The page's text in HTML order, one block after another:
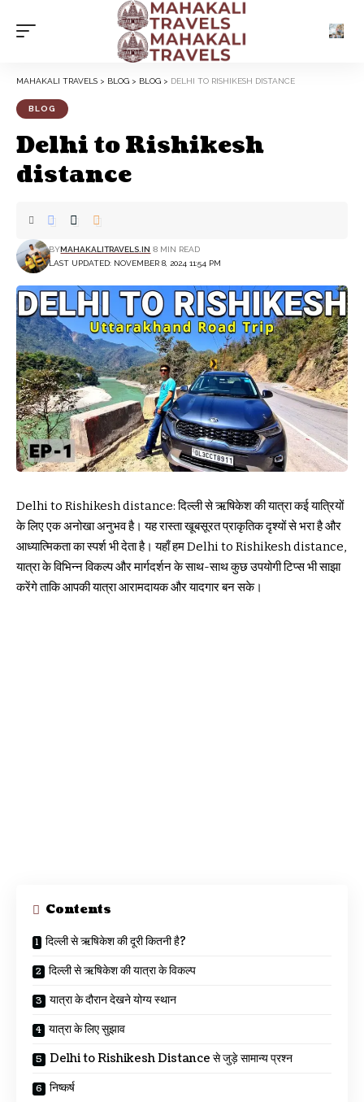
MAHAKALI TRAVELS > BLOG > BLOG > DELHI TO RISHIKESH DISTANCE
BLOG
Delhi to Rishikesh
distance
LAST UPDATED: NOVEMBER 8, 2024 11:54 PM
BYMAHAKALITRAVELS.IN 8 MIN READ
Delhi to Rishikesh distance: दिल्ली से ऋषिकेश की यात्रा कई यात्रियों
के लिए एक अनोखा अनुभव है। यह रास्ता खूबसूरत प्राकृतिक दृश्यों से भरा है और
आध्यात्मिकता का स्पर्श भी देता है। यहाँ हम Delhi to Rishikesh distance,
यात्रा के विभिन्न विकल्प और मार्गदर्शन के साथ-साथ कुछ उपयोगी टिप्स भी साझा
करेंगे ताकि आपकी यात्रा आरामदायक और यादगार बन सके।
Contents
दिल्ली से ऋषिकेश की दूरी कितनी है?
दिल्ली से ऋषिकेश की यात्रा के विकल्प
यात्रा के दौरान देखने योग्य स्थान
यात्रा के लिए सुझाव
Delhi to Rishikesh Distance से जुड़े सामान्य प्रश्न
निष्कर्ष